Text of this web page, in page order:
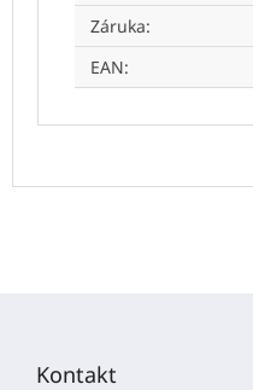
Záruka:
EAN:
Kontakt